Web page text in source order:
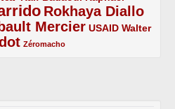
Rokhaya Diallo
Mercier USAID Walter
Zéromacho